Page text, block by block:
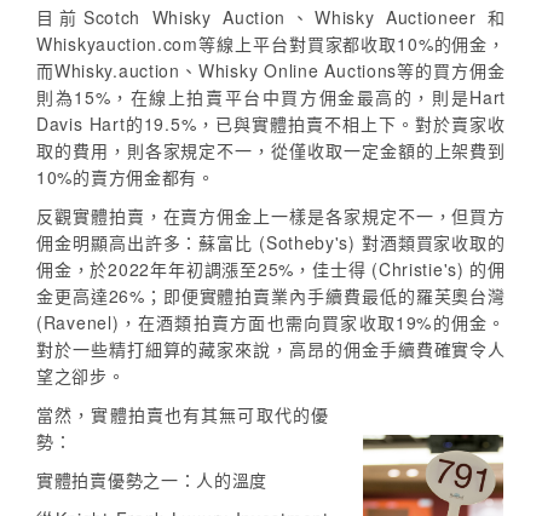
目前Scotch Whisky Auction、Whisky Auctioneer 和
Whiskyauction.com等線上平台對買家都收取10%的佣金，
而Whisky.auction、Whisky Online Auctions等的買方佣金
則為15%，在線上拍賣平台中買方佣金最高的，則是Hart
Davis Hart的19.5%，已與實體拍賣不相上下。對於賣家收
取的費用，則各家規定不一，從僅收取一定金額的上架費到
10%的賣方佣金都有。
反觀實體拍賣，在賣方佣金上一樣是各家規定不一，但買方
佣金明顯高出許多：蘇富比 (Sotheby's) 對酒類買家收取的
佣金，於2022年年初調漲至25%，佳士得 (Christie's) 的佣
金更高達26%；即便實體拍賣業內手續費最低的羅芙奧台灣
(Ravenel)，在酒類拍賣方面也需向買家收取19%的佣金。
對於一些精打細算的藏家來說，高昂的佣金手續費確實令人
望之卻步。
當然，實體拍賣也有其無可取代的優
勢：
實體拍賣優勢之一：人的溫度